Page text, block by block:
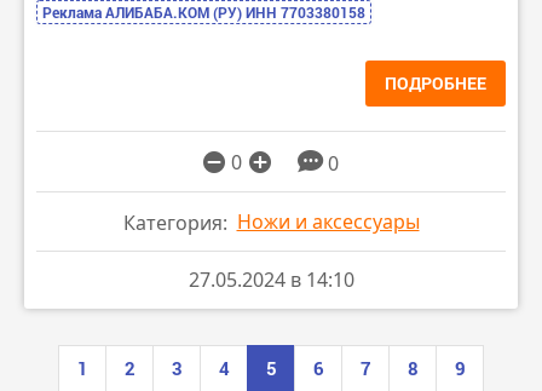
Реклама АЛИБАБА.КОМ (РУ) ИНН 7703380158
ПОДРОБНЕЕ
0 0
Категория: Ножи и аксессуары
27.05.2024 в 14:10
1 2 3 4 5 6 7 8 9